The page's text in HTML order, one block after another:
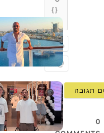
{}
[+]
שם
0